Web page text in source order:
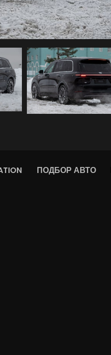
ПОДБОР АВТО